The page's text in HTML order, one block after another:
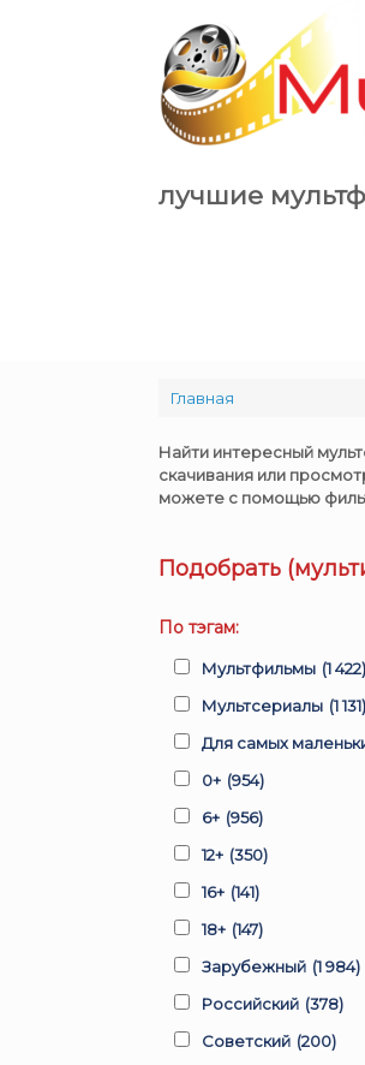
лучшие
Главная
Найти интересный
скачивания или
можете с помощью
Подобрать
По тэгам:
Мультфильмы (1 422)
Мультсериалы (1 131)
Для самых
0+ (954)
6+ (956)
12+ (350)
16+ (141)
18+ (147)
Зарубежный (1 984)
Российский (378)
Советский (200)